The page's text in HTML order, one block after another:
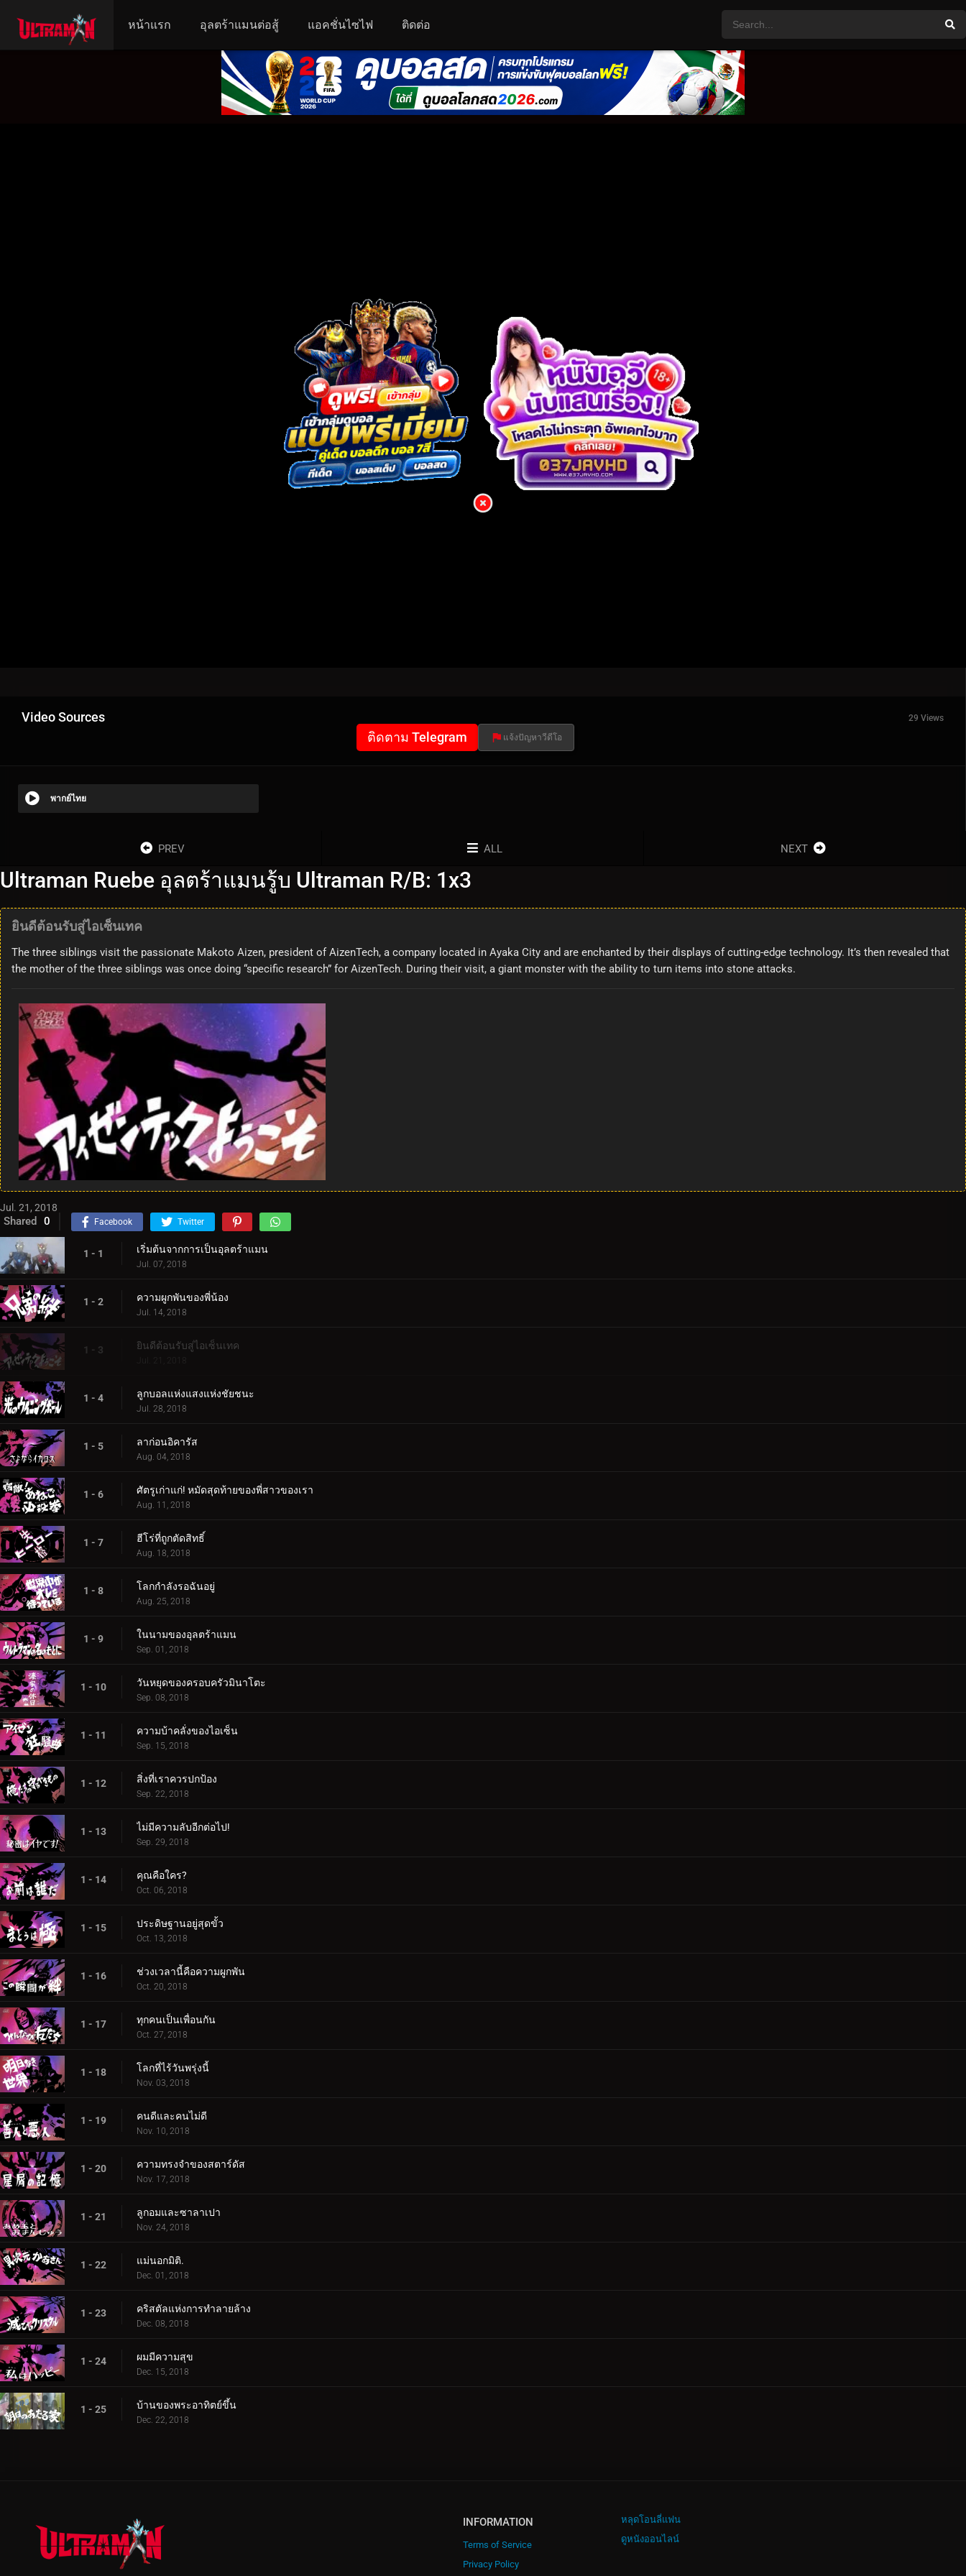
หน้าแรก อุลตร้าแมนต่อสู้ แอคชั่นไซไฟ ติดต่อ
Video Sources 29 Views
ติดตาม Telegram แจ้งปัญหาวีดีโอ
พากย์ไทย
PREV ALL NEXT
Ultraman Ruebe อุลตร้าแมนรู้บ Ultraman R/B: 1x3
ยินดีต้อนรับสู่ไอเซ็นเทค
The three siblings visit the passionate Makoto Aizen, president of AizenTech, a company located in Ayaka City and are enchanted by their displays of cutting-edge technology. It’s then revealed that
the mother of the three siblings was once doing “specific research” for AizenTech. During their visit, a giant monster with the ability to turn items into stone attacks.
Jul. 21, 2018
Shared 0 Facebook Twitter
1 - 1 เริ่มต้นจากการเป็นอุลตร้าแมน
Jul. 07, 2018
1 - 2 ความผูกพันของพี่น้อง
Jul. 14, 2018
1 - 3 ยินดีต้อนรับสู่ไอเซ็นเทค
Jul. 21, 2018
1 - 4 ลูกบอลแห่งแสงแห่งชัยชนะ
Jul. 28, 2018
1 - 5 ลาก่อนอิคารัส
Aug. 04, 2018
1 - 6 ศัตรูเก่าแก่! หมัดสุดท้ายของพี่สาวของเรา
Aug. 11, 2018
1 - 7 ฮีโร่ที่ถูกตัดสิทธิ์
Aug. 18, 2018
1 - 8 โลกกำลังรอฉันอยู่
Aug. 25, 2018
1 - 9 ในนามของอุลตร้าแมน
Sep. 01, 2018
1 - 10 วันหยุดของครอบครัวมินาโตะ
Sep. 08, 2018
1 - 11 ความบ้าคลั่งของไอเซ็น
Sep. 15, 2018
1 - 12 สิ่งที่เราควรปกป้อง
Sep. 22, 2018
1 - 13 ไม่มีความลับอีกต่อไป!
Sep. 29, 2018
1 - 14 คุณคือใคร?
Oct. 06, 2018
1 - 15 ประดิษฐานอยู่สุดขั้ว
Oct. 13, 2018
1 - 16 ช่วงเวลานี้คือความผูกพัน
Oct. 20, 2018
1 - 17 ทุกคนเป็นเพื่อนกัน
Oct. 27, 2018
1 - 18 โลกที่ไร้วันพรุ่งนี้
Nov. 03, 2018
1 - 19 คนดีและคนไม่ดี
Nov. 10, 2018
1 - 20 ความทรงจำของสตาร์ดัส
Nov. 17, 2018
1 - 21 ลูกอมและซาลาเปา
Nov. 24, 2018
1 - 22 แม่นอกมิติ.
Dec. 01, 2018
1 - 23 คริสตัลแห่งการทำลายล้าง
Dec. 08, 2018
1 - 24 ผมมีความสุข
Dec. 15, 2018
1 - 25 บ้านของพระอาทิตย์ขึ้น
Dec. 22, 2018
INFORMATION
Terms of Service
Privacy Policy
หลุดโอนลี่แฟน
ดูหนังออนไลน์